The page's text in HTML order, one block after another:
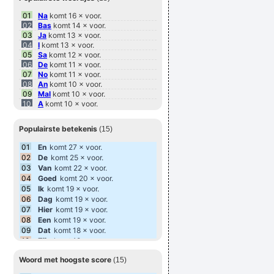
Slovaaks: 106 woordjes
Wolof: 102 woordjes
Italiaans: 81 woordjes
Ijslands: 80 woordjes
Spaans : 78 woordjes
Iers : 57 woordjes
Kroatisch: 51 woordjes
Portugees: 48 woordjes
Fries : 48 woordjes
Faeroers: 48 woordjes
Tsjechisch : 39 woordjes
Guarani
: 35 woordjes
Ests: 34 woordjes
Indonesisch : 32 woordjes
Catalaans: 29 woordjes
Esperanto : 28 woordjes
Bislama: 26 woordjes
Schots: 21 woordjes
Sloveens: 20 woordjes
Luxemburgs: 20 woordjes
Tagalog: 18 woordjes
Turkmeens : 16 woordjes
Krio
: 16 woordjes
Waals: 15 woordjes
: 14 woordjes
01 Na komt 16 × voor.
02
Bas komt 14 × voor.
03
Ja komt 13 × voor.
04
I komt 13 × voor.
05
Sa komt 12 × voor.
06
De komt 11 × voor.
07
No komt 11 × voor.
08
An komt 10 × voor.
09
Mal komt 10 × voor.
10
A komt 10 × voor.
13
Askomt 9 × voor.
14
La
komt 9 × voor.
15
Pa komt 9 × voor.
Populairste betekenis (15)
01 En komt 27 × voor.
02
De komt 25 × voor.
03
Van komt 22 × voor.
04
Goed komt 20 × voor.
05
Ik komt 19 × voor.
06
Dag komt 19 × voor.
07
Hier komt 19 × voor.
08
Een komt 19 × voor.
09
Dat komt 18 × voor.
10
Zijnkomt 18 × voor.
12
Beekkomt 17 × voor.
13
Woord met hoogste score (15)